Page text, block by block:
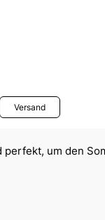
Versand
perfekt, um den